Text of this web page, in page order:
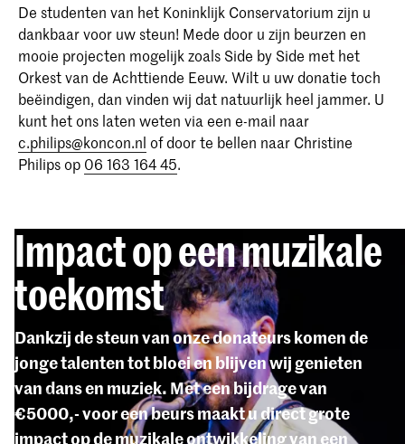
De studenten van het Koninklijk Conservatorium zijn u
dankbaar voor uw steun! Mede door u zijn beurzen en
mooie projecten mogelijk zoals Side by Side met het
Orkest van de Achttiende Eeuw. Wilt u uw donatie toch
beëindigen, dan vinden wij dat natuurlijk heel jammer. U
kunt het ons laten weten via een e-mail naar
c.philips@koncon.nl of door te bellen naar Christine
Philips op 06 163 164 45.
Impact op een muzikale
toekomst
Dankzij de steun van onze donateurs komen de
jonge talenten tot bloei en blijven wij genieten
van dans en muziek. Met een bijdrage van
€5000,- voor een beurs maakt u direct grote
impact op de muzikale ontwikkeling van een